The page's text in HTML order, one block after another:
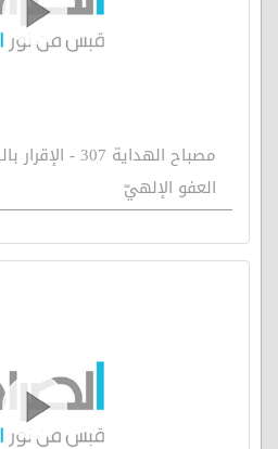
مصباح الهداية
العفو الإلهيّ